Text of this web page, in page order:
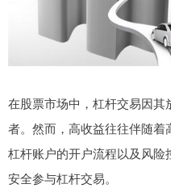
在股票市场中，杠杆交易因
者。然而，高收益往往伴随
杠杆账户的开户流程以及风
安全参与杠杆交易。